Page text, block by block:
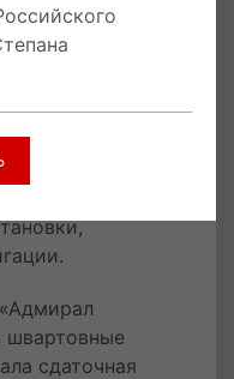
заводских
корабль
вышел в
корабля и
испытания
швартовные
сдаточная